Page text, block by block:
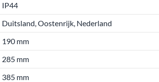
IP44
Duitsland, Oostenrijk, Nederland
190 mm
285 mm
385 mm